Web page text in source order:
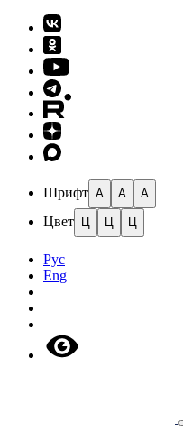
Шрифт A A A
Цвет Ц Ц Ц
Рус
Eng